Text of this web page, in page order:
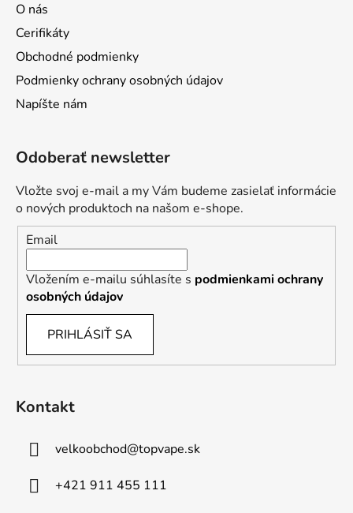
O nás
Cerifikáty
Obchodné podmienky
Podmienky ochrany osobných údajov
Napíšte nám
Odoberať newsletter
Vložte svoj e-mail a my Vám budeme zasielať informácie
o nových produktoch na našom e-shope.
Email
Vložením e-mailu súhlasíte s podmienkami ochrany
osobných údajov
PRIHLÁSIŤ SA
Kontakt
velkoobchod@topvape.sk
+421 911 455 111